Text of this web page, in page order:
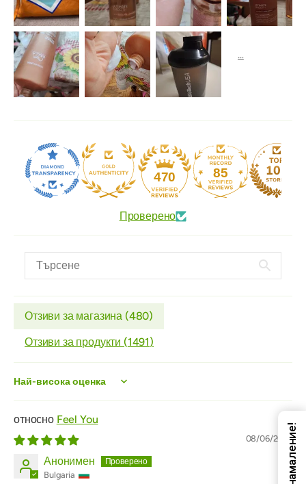
470 85
Проверено
Отзиви за магазина (480)
Отзиви за продукти (1491)
Sort by
Feel You
08/06/2026
Анонимен
Bulgaria